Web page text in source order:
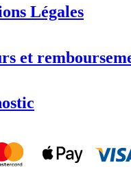
Légales
et